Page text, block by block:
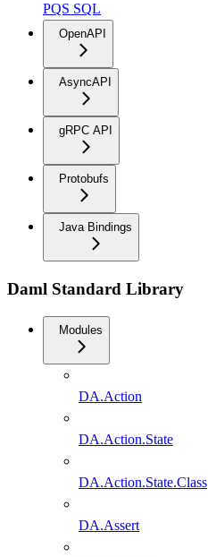
PQS SQL
OpenAPI
AsyncAPI
gRPC API
Protobufs
Java Bindings
Daml Standard Library
Modules
DA.Action
DA.Action.State
DA.Action.State.Class
DA.Assert